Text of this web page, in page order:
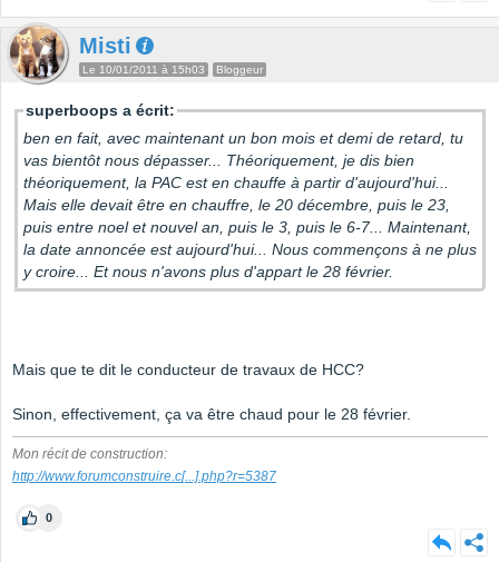
Misti
Le 10/01/2011 à 15h03 Bloggeur
superboops a écrit:
ben en fait, avec maintenant un bon mois et demi de retard, tu
vas bientôt nous dépasser... Théoriquement, je dis bien
théoriquement, la PAC est en chauffe à partir d'aujourd'hui...
Mais elle devait être en chauffre, le 20 décembre, puis le 23,
puis entre noel et nouvel an, puis le 3, puis le 6-7... Maintenant,
la date annoncée est aujourd'hui... Nous commençons à ne plus
y croire... Et nous n'avons plus d'appart le 28 février.
Mais que te dit le conducteur de travaux de HCC?
Sinon, effectivement, ça va être chaud pour le 28 février.
Mon récit de construction:
http://www.forumconstruire.c[...].php?r=5387
0